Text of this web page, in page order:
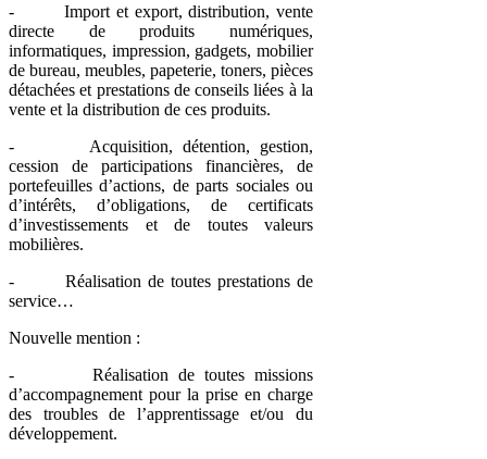
- Import et export, distribution, vente
directe de produits numériques,
informatiques, impression, gadgets, mobilier
de bureau, meubles, papeterie, toners, pièces
détachées et prestations de conseils liées à la
vente et la distribution de ces produits.
- Acquisition, détention, gestion,
cession de participations financières, de
portefeuilles d’actions, de parts sociales ou
d’intérêts, d’obligations, de certificats
d’investissements et de toutes valeurs
mobilières.
- Réalisation de toutes prestations de
service…
Nouvelle mention :
- Réalisation de toutes missions
d’accompagnement pour la prise en charge
des troubles de l’apprentissage et/ou du
développement.